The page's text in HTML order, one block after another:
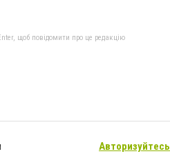
щоб повідомити про це редакцію
Авторизуйтесь